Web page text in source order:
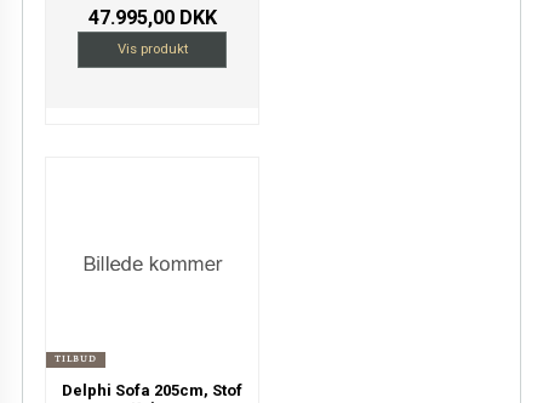
47.995,00 DKK
Vis produkt
TILBUD
Delphi Sofa 205cm, Stof